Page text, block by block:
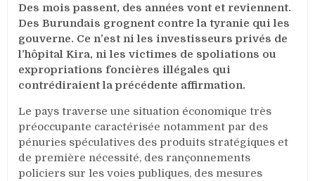
Des mois passent, des années vont et reviennent.
Des Burundais grognent contre la tyranie qui les
gouverne. Ce n’est ni les investisseurs privés de
l’hôpital Kira, ni les victimes de spoliations ou
expropriations foncières illégales qui
contrédiraient la précédente affirmation.
Le pays traverse une situation économique très
préoccupante caractérisée notamment par des
pénuries spéculatives des produits stratégiques et
de première nécessité, des rançonnements
policiers sur les voies publiques, des mesures